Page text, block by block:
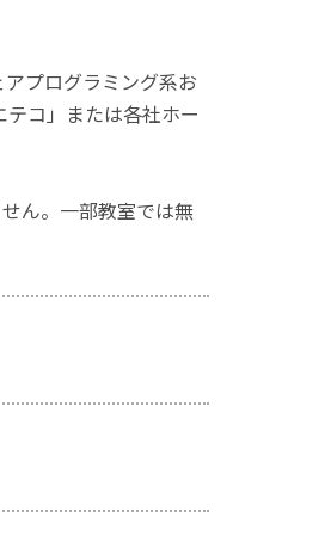
プログラミング系お
コ」または各社ホー
ん。一部教室では無